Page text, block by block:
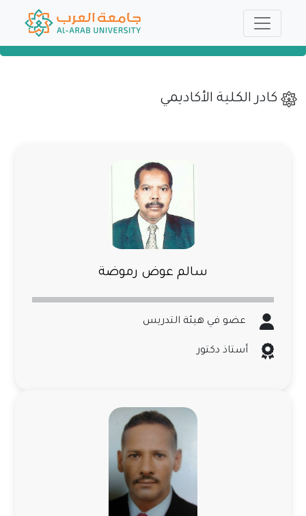
كادر الكلية الأكاديمي
سالم عوض رموضة
عضو في هيئة التدريس
أستاذ دكتور